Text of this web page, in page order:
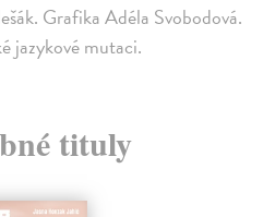
Grafika Adéla Svobodová.
jazykové mutaci.
tituly